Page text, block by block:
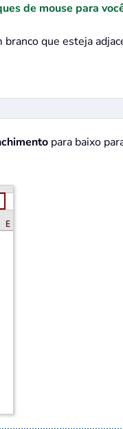
de mouse para
que esteja
para baixo